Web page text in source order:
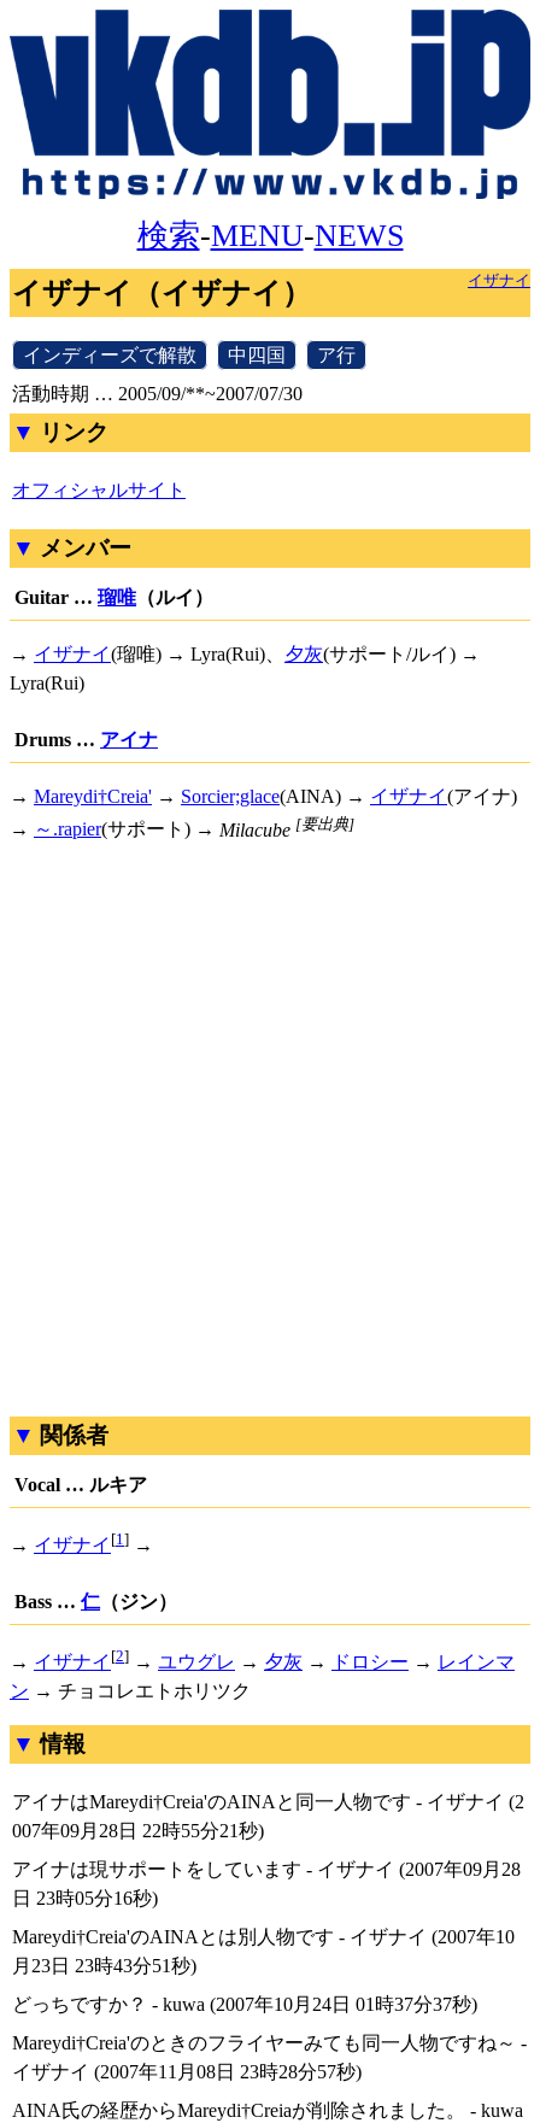
検索-MENU-NEWS
イザナイ
イザナイ（イザナイ）
インディーズで解散 中四国 ア行
活動時期 … 2005/09/**~2007/07/30
リンク
オフィシャルサイト
メンバー
Guitar … 瑠唯 （ルイ）
→ イザナイ(瑠唯) → Lyra(Rui)、 夕灰(サポート/ルイ) →
Lyra(Rui)
Drums … アイナ
→ Mareydi†Creia' → Sorcier;glace(AINA) → イザナイ(アイナ)
→ ～.rapier(サポート) → Milacube [要出典]
関係者
Vocal … ルキア
→ イザナイ [1 ] →
Bass … 仁 （ジン）
→ イザナイ [2] → ユウグレ → 夕灰 → ドロシー → レインマ
ン → チョコレエトホリツク
情報
アイナはMareydi†Creia'のAINAと同一人物です - イザナイ (2
007年09月28日 22時55分21秒)
アイナは現サポートをしています - イザナイ (2007年09月28
日 23時05分16秒)
Mareydi†Creia'のAINAとは別人物です - イザナイ (2007年10
月23日 23時43分51秒)
どっちですか？ - kuwa (2007年10月24日 01時37分37秒)
Mareydi†Creia'のときのフライヤーみても同一人物ですね～ -
イザナイ (2007年11月08日 23時28分57秒)
AINA氏の経歴からMareydi†Creiaが削除されました。 - kuwa